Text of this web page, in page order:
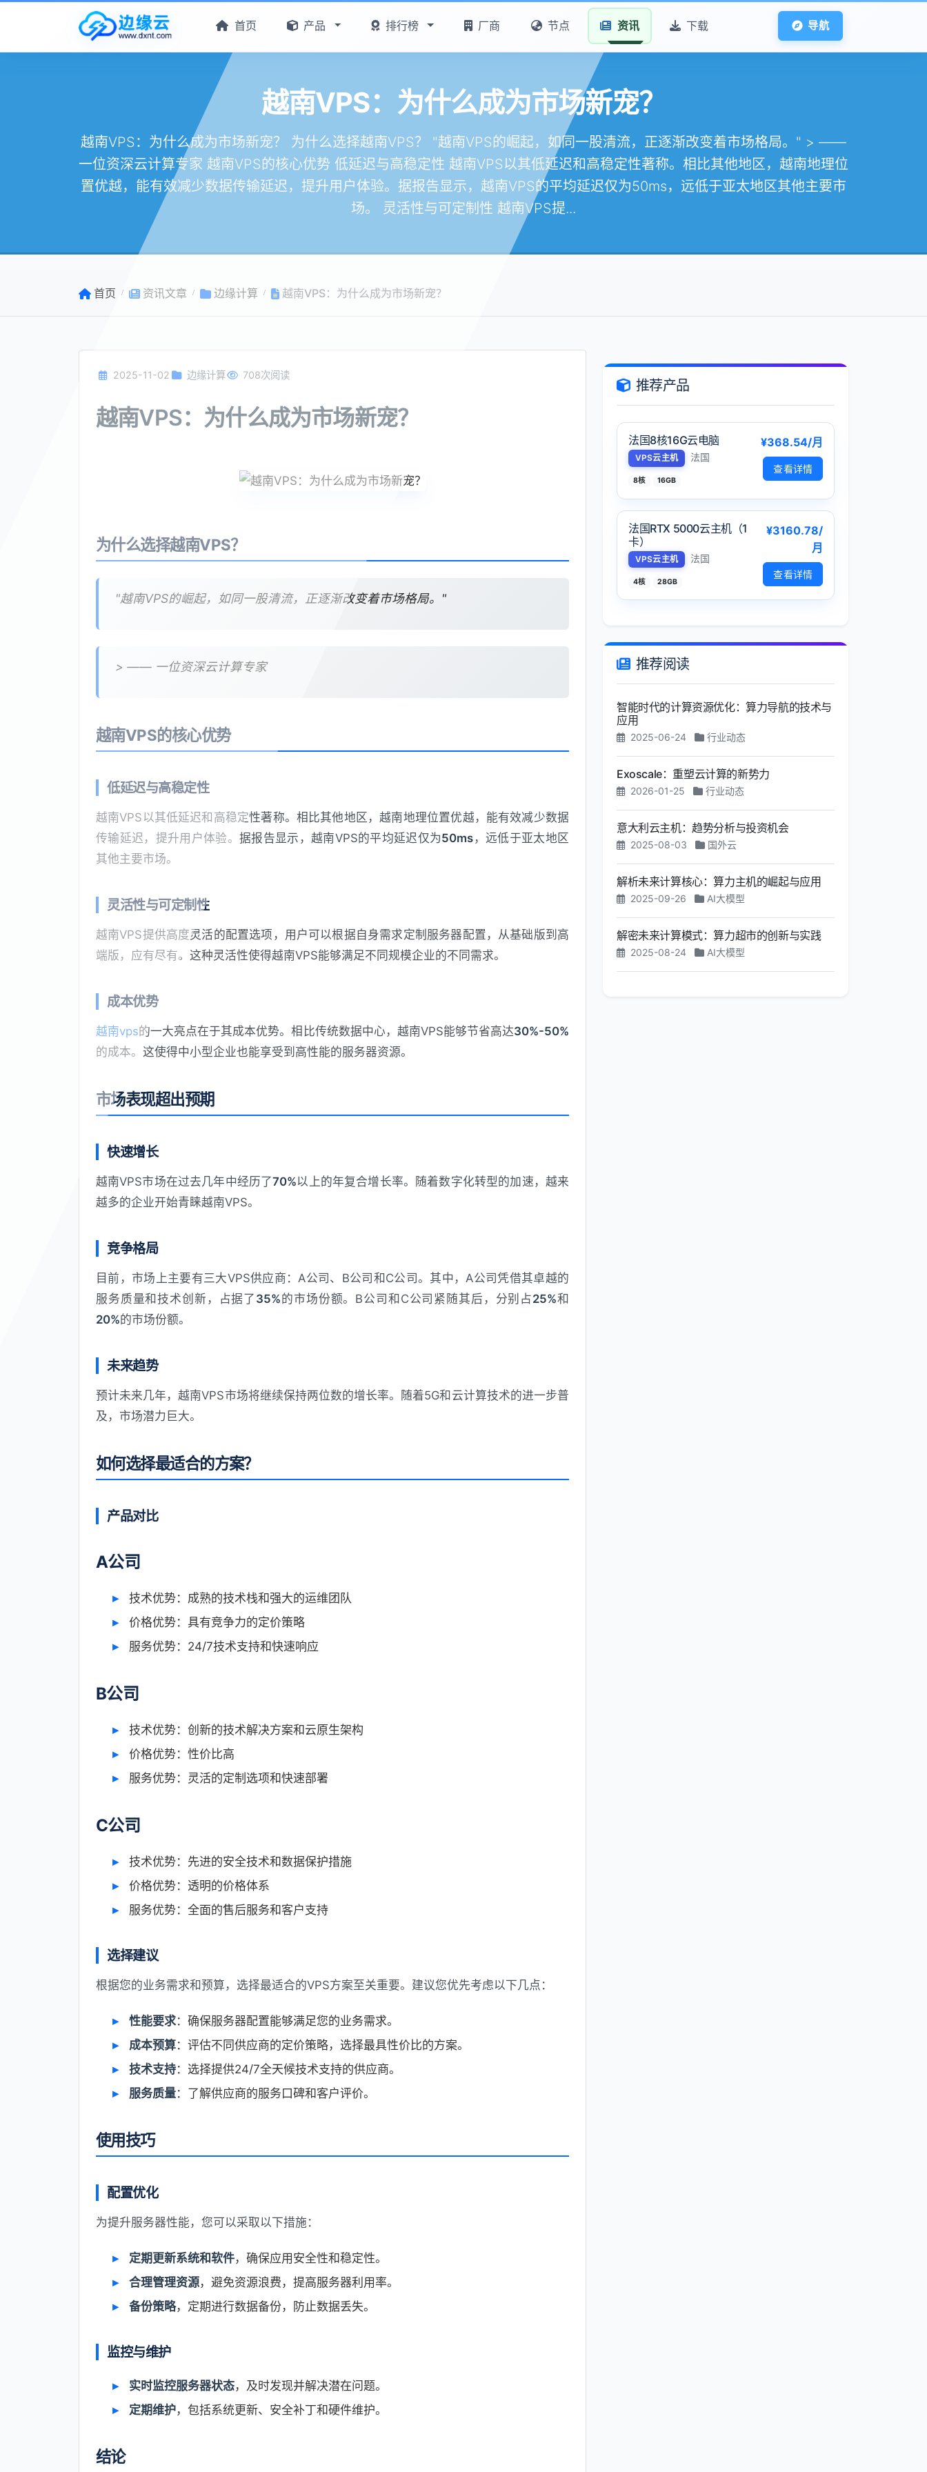
首页 产品 排行榜 厂商 节点 资讯 下载 导航
越南VPS：为什么成为市场新宠？
越南VPS：为什么成为市场新宠？ 为什么选择越南VPS？ "越南VPS的崛起，如同一股清流，正逐渐改变着市场格局。" > ——
一位资深云计算专家 越南VPS的核心优势 低延迟与高稳定性 越南VPS以其低延迟和高稳定性著称。相比其他地区，越南地理位
置优越，能有效减少数据传输延迟，提升用户体验。据报告显示，越南VPS的平均延迟仅为50ms，远低于亚太地区其他主要市
场。 灵活性与可定制性 越南VPS提...
首页 资讯文章 边缘计算 越南VPS：为什么成为市场新宠？
2025-11-02 边缘计算 708次阅读
越南VPS：为什么成为市场新宠？
为什么选择越南VPS？
"越南VPS的崛起，如同一股清流，正逐渐改变着市场格局。"
> —— 一位资深云计算专家
越南VPS的核心优势
低延迟与高稳定性
越南VPS以其低延迟和高稳定性著称。相比其他地区，越南地理位置优越，能有效减少数据
传输延迟，提升用户体验。据报告显示，越南VPS的平均延迟仅为50ms ，远低于亚太地区
其他主要市场。
灵活性与可定制性
越南VPS提供高度灵活的配置选项，用户可以根据自身需求定制服务器配置，从基础版到高
端版，应有尽有。这种灵活性使得越南VPS能够满足不同规模企业的不同需求。
成本优势
越南vps的一大亮点在于其成本优势。相比传统数据中心，越南VPS能够节省高达30%-50%
的成本。这使得中小型企业也能享受到高性能的服务器资源。
市场表现超出预期
快速增长
越南VPS市场在过去几年中经历了70%以上的年复合增长率。随着数字化转型的加速，越来
越多的企业开始青睐越南VPS。
竞争格局
目前，市场上主要有三大VPS供应商：A公司、B公司和C公司。其中，A公司凭借其卓越的
服务质量和技术创新，占据了 35%的市场份额。B公司和C公司紧随其后，分别占25%和
20%的市场份额。
未来趋势
预计未来几年，越南VPS市场将继续保持两位数的增长率。随着5G和云计算技术的进一步普
及，市场潜力巨大。
如何选择最适合的方案？
产品对比
A公司
技术优势：成熟的技术栈和强大的运维团队
价格优势：具有竞争力的定价策略
服务优势：24/7技术支持和快速响应
B公司
技术优势：创新的技术解决方案和云原生架构
价格优势：性价比高
服务优势：灵活的定制选项和快速部署
C公司
技术优势：先进的安全技术和数据保护措施
价格优势：透明的价格体系
服务优势：全面的售后服务和客户支持
选择建议
根据您的业务需求和预算，选择最适合的VPS方案至关重要。建议您优先考虑以下几点：
性能要求：确保服务器配置能够满足您的业务需求。
成本预算：评估不同供应商的定价策略，选择最具性价比的方案。
技术支持：选择提供24/7全天候技术支持的供应商。
服务质量：了解供应商的服务口碑和客户评价。
使用技巧
配置优化
为提升服务器性能，您可以采取以下措施：
定期更新系统和软件，确保应用安全性和稳定性。
合理管理资源，避免资源浪费，提高服务器利用率。
备份策略，定期进行数据备份，防止数据丢失。
监控与维护
实时监控服务器状态，及时发现并解决潜在问题。
定期维护，包括系统更新、安全补丁和硬件维护。
结论
推荐产品
法国8核16G云电脑
VPS云主机 法国
8核 16GB
¥368.54/月
查看详情
法国RTX 5000云主机（1
卡）
VPS云主机 法国
4核 28GB
¥3160.78/
月
查看详情
推荐阅读
智能时代的计算资源优化：算力导航的技术与
应用
2025-06-24 行业动态
Exoscale：重塑云计算的新势力
2026-01-25 行业动态
意大利云主机：趋势分析与投资机会
2025-08-03 国外云
解析未来计算核心：算力主机的崛起与应用
2025-09-26 AI大模型
解密未来计算模式：算力超市的创新与实践
2025-08-24 AI大模型